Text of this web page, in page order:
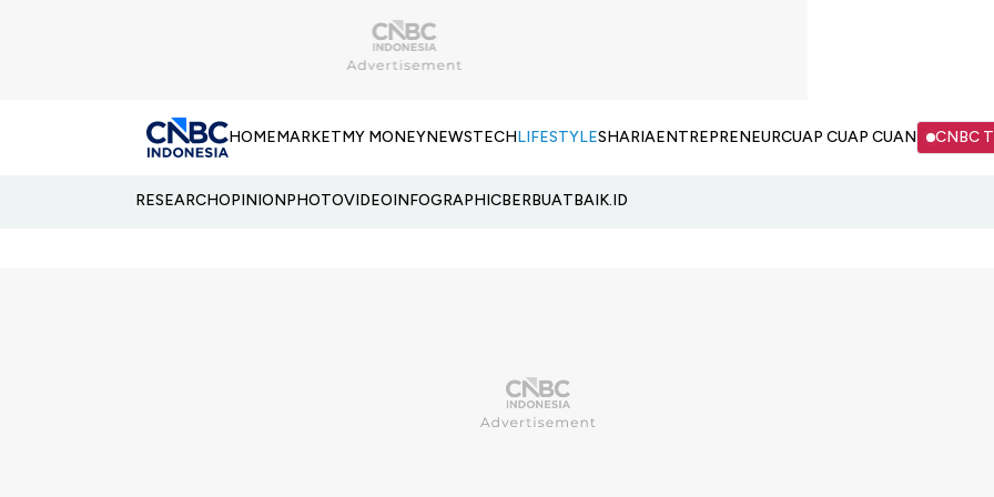
HOMEMARKETMY MONEYNEWSTECHLIFESTYLESHARIAENTREPRENEURCUAP CUAP CUAN CNBC
RESEARCHOPINIONPHOTOVIDEOINFOGRAPHICBERBUATBAIK.ID